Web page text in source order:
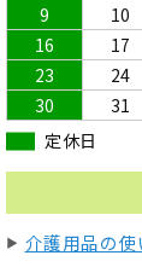
9
10
16
17
23
24
30
31
定休日
介護用品の